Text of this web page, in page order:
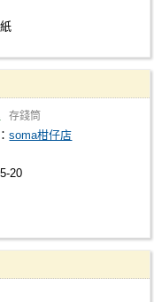
存錢筒
soma柑仔店
20